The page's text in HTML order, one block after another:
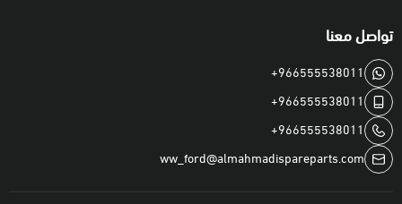
تواصل معنا
+966555538011
+966555538011
+966555538011
ww_ford@almahmadispareparts.com